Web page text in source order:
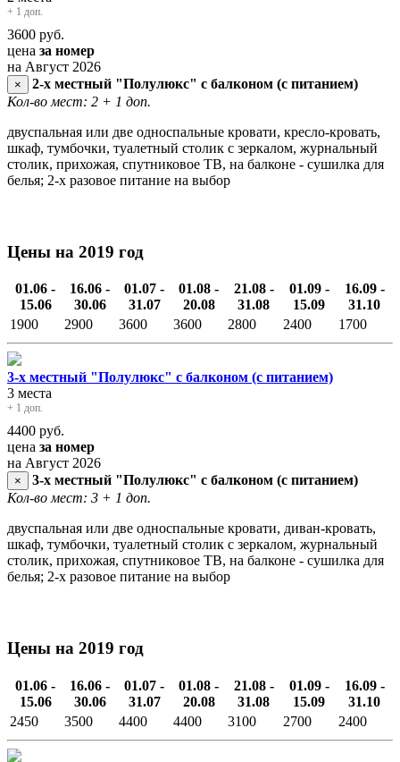
+ 1 доп.
3600 руб.
цена за номер
на Август 2026
×
2-х местный "Полулюкс" с балконом (с питанием)
Кол-во мест: 2 + 1 доп.
двуспальная или две односпальные кровати, кресло-кровать,
шкаф, тумбочки, туалетный столик с зеркалом, журнальный
столик, прихожая, спутниковое ТВ, на балконе - сушилка для
белья; 2-х разовое питание на выбор
Цены на 2019 год
01.06 -
15.06
16.06 -
30.06
01.07 -
31.07
01.08 -
20.08
21.08 -
31.08
01.09 -
15.09
16.09 -
31.10
1900
2900 3600 3600 2800 2400 1700
3-х местный "Полулюкс" с балконом (с питанием)
3 места
+ 1 доп.
4400 руб.
цена за номер
на Август 2026
×
3-х местный "Полулюкс" с балконом (с питанием)
Кол-во мест: 3 + 1 доп.
двуспальная или две односпальные кровати, диван-кровать,
шкаф, тумбочки, туалетный столик с зеркалом, журнальный
столик, прихожая, спутниковое ТВ, на балконе - сушилка для
белья; 2-х разовое питание на выбор
Цены на 2019 год
01.06 -
15.06
16.06 -
30.06
01.07 -
31.07
01.08 -
20.08
21.08 -
31.08
01.09 -
15.09
16.09 -
31.10
2450
3500 4400 4400 3100 2700 2400